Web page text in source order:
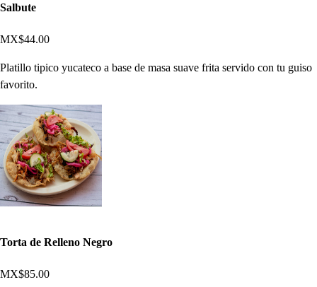
Salbute
MX$44.00
Platillo tipico yucateco a base de masa suave frita servido con tu guiso
favorito.
Torta de Relleno Negro
MX$85.00